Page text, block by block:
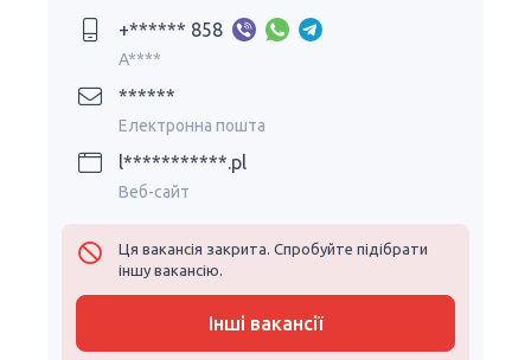
+****** 858
A****
******
Електронна пошта
l***********.pl
Веб-сайт
Ця вакансія закрита. Спробуйте підібрати
іншу вакансію.
Інші вакансії